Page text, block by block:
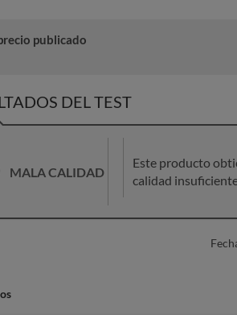
publicado
DEL TEST
MALA CALIDAD
Este producto
calidad